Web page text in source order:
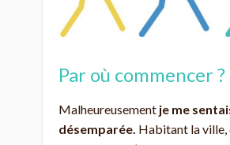
Par où commencer ?
Malheureusement je me
désemparée. Habitant la ville,